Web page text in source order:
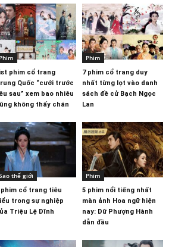
Phim
phim cổ trang
Quốc “cưới trước
sau” xem bao nhiêu
không thấy chán
Phim
7 phim cổ trang duy
nhất từng lọt vào danh
sách đề cử Bạch Ngọc
Lan
thế giới
phim cổ trang tiêu
trong sự nghiệp
Triệu Lệ Dĩnh
Phim
5 phim nổi tiếng nhất
màn ảnh Hoa ngữ hiện
nay: Dữ Phượng Hành
dẫn đầu